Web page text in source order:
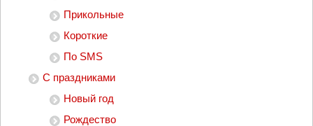
Прикольные
Короткие
По SMS
С праздниками
Новый год
Рождество